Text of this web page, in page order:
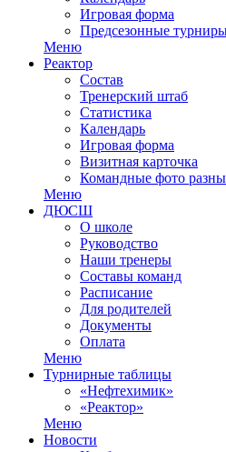
Игровая форма
Предсезонные
Меню
Реактор
Состав
Тренерский штаб
Статистика
Календарь
Игровая форма
Визитная карточка
Командные фото
Меню
ДЮСШ
О школе
Руководство
Наши тренеры
Составы команд
Расписание
Для родителей
Документы
Оплата
Меню
Турнирные таблицы
«Нефтехимик»
«Реактор»
Меню
Новости